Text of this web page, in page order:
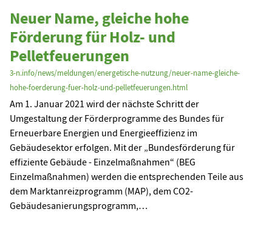
Neuer Name, gleiche hohe
Förderung für Holz- und
Pelletfeuerungen
3-n.info/news/meldungen/energetische-nutzung/neuer-name-gleiche-
hohe-foerderung-fuer-holz-und-pelletfeuerungen.html
Am 1. Januar 2021 wird der nächste Schritt der
Umgestaltung der Förderprogramme des Bundes für
Erneuerbare Energien und Energieeffizienz im
Gebäudesektor erfolgen. Mit der „Bundesförderung für
effiziente Gebäude - Einzelmaßnahmen“ (BEG
Einzelmaßnahmen) werden die entsprechenden Teile aus
dem Marktanreizprogramm (MAP), dem CO2-
Gebäudesanierungsprogramm,…